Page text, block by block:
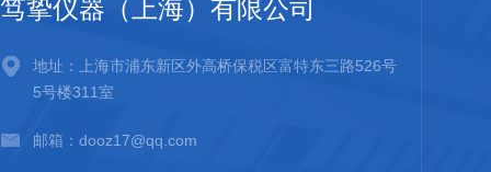
笃挚仪器（上海）有限公司
地址：上海市浦东新区外高桥保税区富特东三路526号
5号楼311室
邮箱：dooz17@qq.com